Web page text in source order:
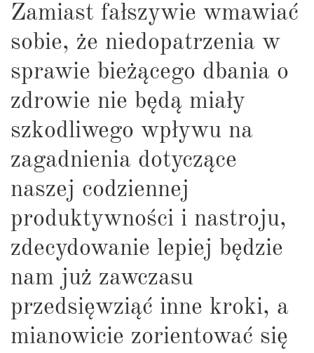
Zamiast fałszywie wmawiać
sobie, że niedopatrzenia w
sprawie bieżącego dbania o
zdrowie nie będą miały
szkodliwego wpływu na
zagadnienia dotyczące
naszej codziennej
produktywności i nastroju,
zdecydowanie lepiej będzie
nam już zawczasu
przedsięwziąć inne kroki, a
mianowicie zorientować się